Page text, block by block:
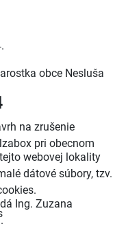
obce Nesluša
na zrušenie
pri obecnom
Ing. Zuzana
webovej lokality
dátové súbory, tzv.